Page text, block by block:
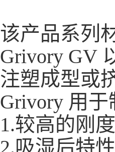
该产品系列
Grivory GV
注塑成型或
Grivory 用
1.较高的刚
2.吸湿后特